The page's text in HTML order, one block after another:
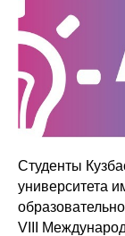
Студенты
университета
VIII